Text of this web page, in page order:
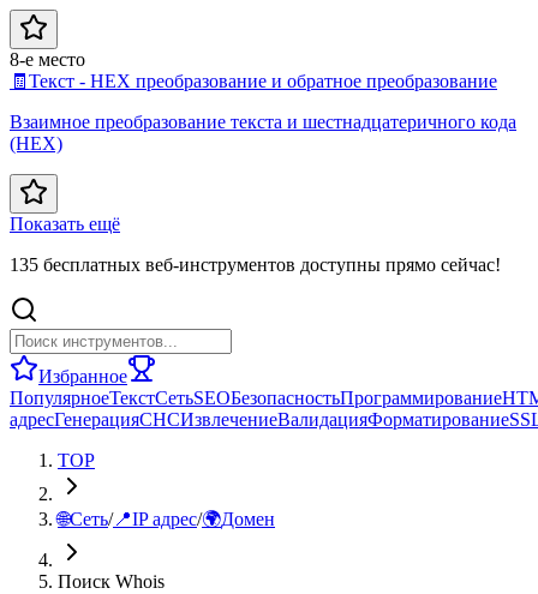
8-е место
🧾 Текст - HEX преобразование и обратное преобразование
Взаимное преобразование текста и шестнадцатеричного кода
(HEX)
Показать ещё
135 бесплатных веб-инструментов доступны прямо сейчас!
Избранное
ПопулярноеТекстСетьSEOБезопасностьПрограммирование
адресГенерацияСНСИзвлечениеВалидацияФорматирование
TOP
🌐Сеть/📍IP адрес/🌍Домен
Поиск Whois